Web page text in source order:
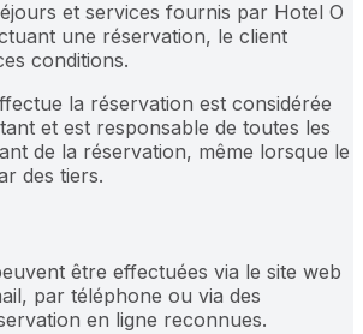
et services fournis par Hotel O
une réservation, le client
conditions.
la réservation est considérée
et est responsable de toutes les
de la réservation, même lorsque le
des tiers.
être effectuées via le site web
par téléphone ou via des
en ligne reconnues.